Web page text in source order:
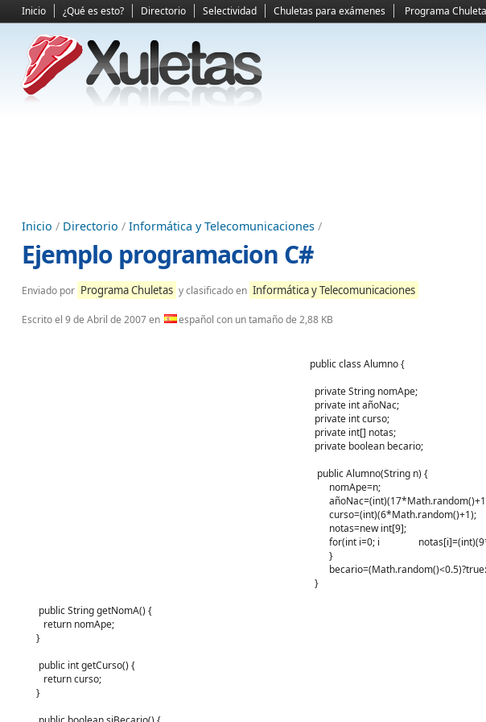
Inicio ¿Qué es esto? Directorio Selectividad Chuletas para exámenes Programa
Inicio / Directorio / Informática y Telecomunicaciones /
Ejemplo programacion C#
Enviado por Programa Chuletas y clasificado en Informática y Telecomunicaciones
Escrito el 9 de Abril de 2007en español con un tamaño de 2,88 KB
public class Alumno {
private String nomApe;
private int añoNac;
private int curso;
private int[] notas;
private boolean becario;
public Alumno(String n) {
nomApe=n;
curso=(int)(6*Math.random()+1);
notas=new int[9];
for(int i=0; i
}
}
public String getNomA() {
return nomApe;
}
public int getCurso() {
return curso;
}